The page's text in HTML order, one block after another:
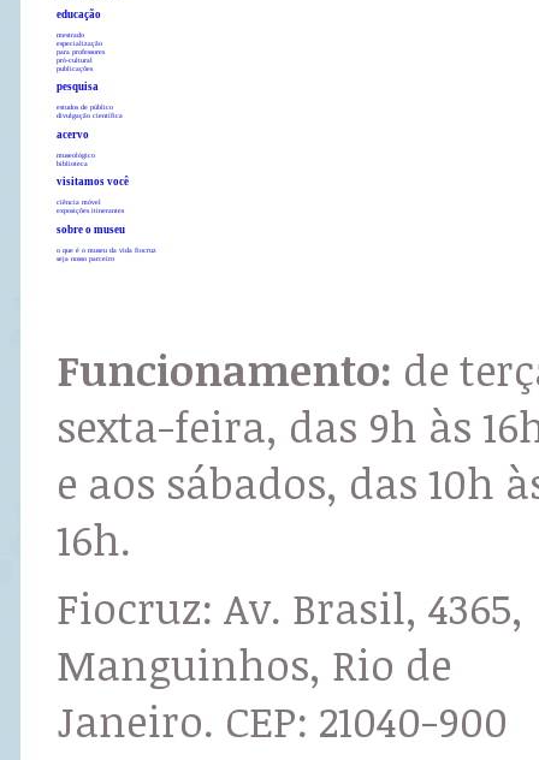
educação
mestrado
especialização
para professores
pró-cultural
publicações
pesquisa
estudos de público
divulgação científica
acervo
museológico
biblioteca
visitamos você
ciência móvel
exposições itinerantes
sobre o museu
o que é o museu da vida fiocruz
seja nosso parceiro
Funcionamento: de
sexta-feira, das 9h às
e aos sábados, das 10h
16h.
Fiocruz: Av. Brasil, 4365,
Manguinhos, Rio de
Janeiro. CEP: 21040-900